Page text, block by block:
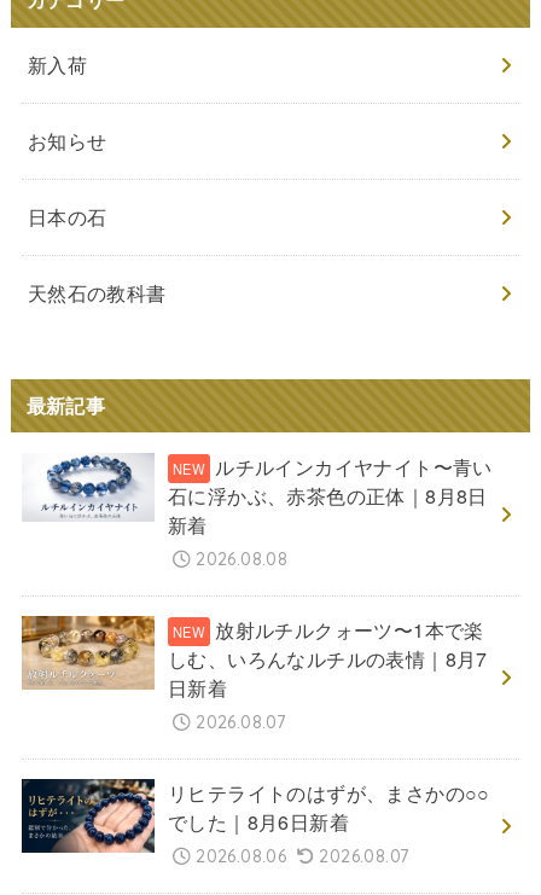
新入荷
お知らせ
日本の石
天然石の教科書
最新記事
ルチルインカイヤナイト〜青い
石に浮かぶ、赤茶色の正体｜8月8日
新着
2026.08.08
放射ルチルクォーツ〜1本で楽
しむ、いろんなルチルの表情｜8月7
日新着
2026.08.07
リヒテライトのはずが、まさかの○○
でした｜8月6日新着
2026.08.06 2026.08.07